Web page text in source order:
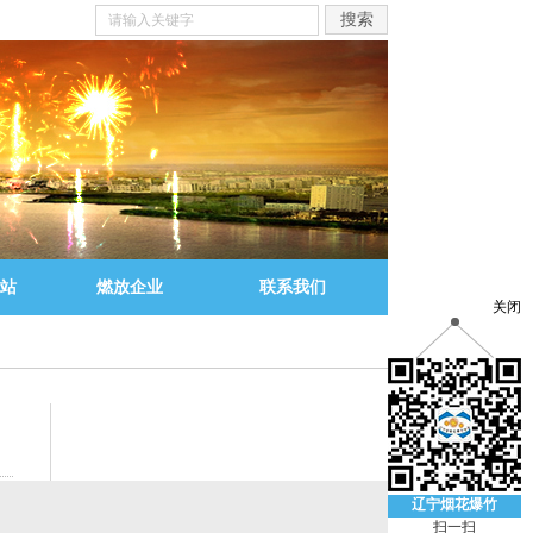
燃放企业 联系我们
关闭
辽宁烟花爆竹
扫一扫